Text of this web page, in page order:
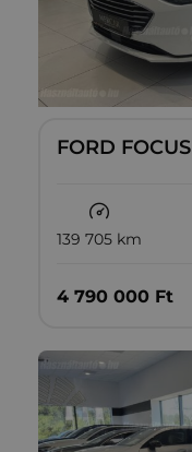
FORD FOCUS
139 705 km
4‏‏‎ ‎790‏‏‎ ‎000 Ft